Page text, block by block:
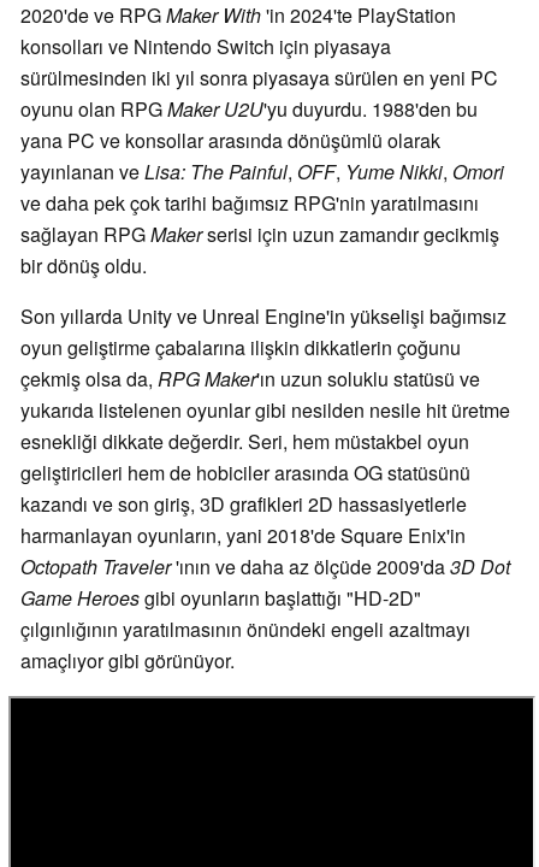
2020'de ve RPGMaker With'in 2024'te PlayStation
konsolları ve Nintendo Switch için piyasaya
sürülmesinden iki yıl sonra piyasaya sürülen en yeni PC
oyunu olan RPGMaker U2U'yu duyurdu. 1988'den bu
yana PC ve konsollar arasında dönüşümlü olarak
yayınlanan veLisa: The Painful, OFF, Yume Nikki, Omori
ve daha pek çok tarihi bağımsız RPG'nin yaratılmasını
sağlayan RPGMakerserisi için uzun zamandır gecikmiş
bir dönüş oldu.
Son yıllarda Unity ve Unreal Engine'in yükselişi bağımsız
oyun geliştirme çabalarına ilişkin dikkatlerin çoğunu
çekmiş olsa da, RPG Maker'ın uzun soluklu statüsü ve
yukarıda listelenen oyunlar gibi nesilden nesile hit üretme
esnekliği dikkate değerdir. Seri, hem müstakbel oyun
geliştiricileri hem de hobiciler arasında OG statüsünü
kazandı ve son giriş, 3D grafikleri 2D hassasiyetlerle
harmanlayan oyunların, yani 2018'de Square Enix'in
Octopath Traveler'ının ve daha az ölçüde 2009'da3D Dot
Game Heroesgibi oyunların başlattığı "HD-2D"
çılgınlığının yaratılmasının önündeki engeli azaltmayı
amaçlıyor gibi görünüyor.